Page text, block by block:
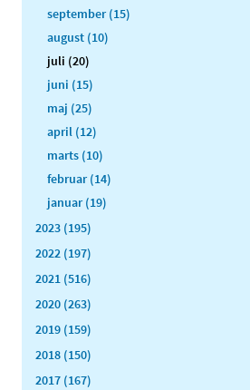
september (15)
august (10)
juli (20)
juni (15)
maj (25)
april (12)
marts (10)
februar (14)
januar (19)
2023 (195)
2022 (197)
2021 (516)
2020 (263)
2019 (159)
2018 (150)
2017 (167)